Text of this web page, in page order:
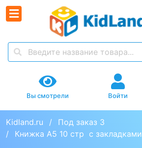
Вы смотрели Войти
Kidland.ru
Под заказ 3
Книжка А5 10 стр  с закладками